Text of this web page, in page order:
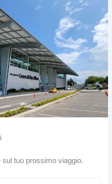
tuo prossimo viaggio.